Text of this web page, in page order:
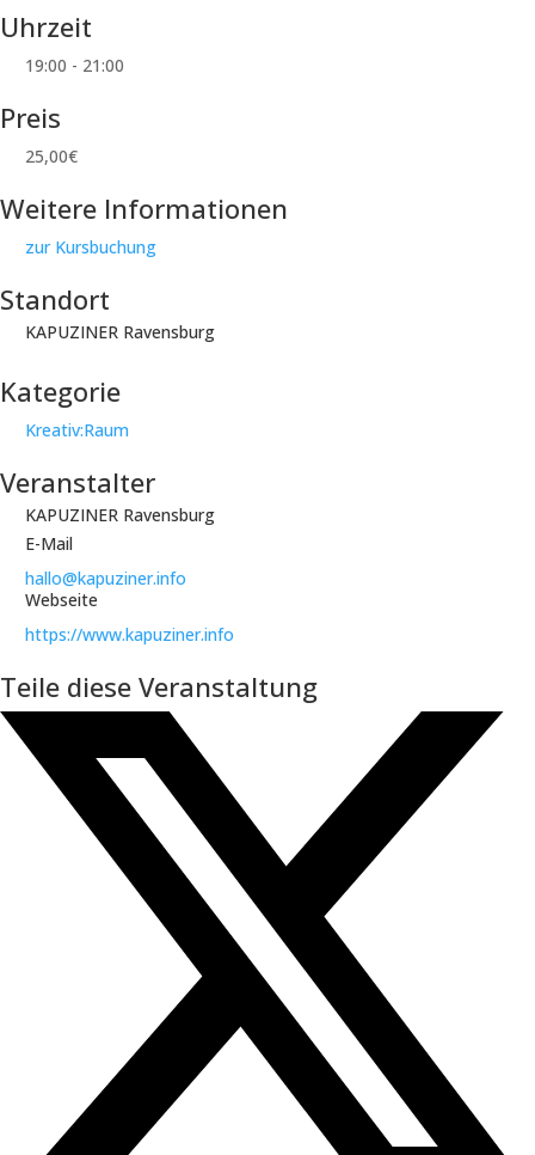
Uhrzeit
19:00 - 21:00
Preis
25,00€
Weitere Informationen
zur Kursbuchung
Standort
KAPUZINER Ravensburg
Kategorie
Kreativ:Raum
Veranstalter
KAPUZINER Ravensburg
E-Mail
hallo@kapuziner.info
Webseite
https://www.kapuziner.info
Teile diese Veranstaltung